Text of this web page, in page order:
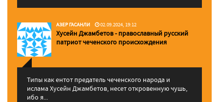
АЗЕР ГАСАНЛИ 02.09.2024, 19:12
Хусейн Джамбетов - православный русский
патриот чеченского происхождения
Типы как ентот предатель чеченского народа и
ислама Хусейн Джамбетов, несет откровенную чушь,
ибо я...